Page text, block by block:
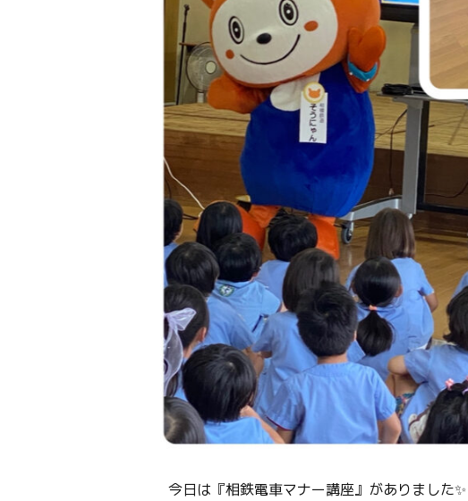
今日は『相鉄電車マナー講座』がありました✨